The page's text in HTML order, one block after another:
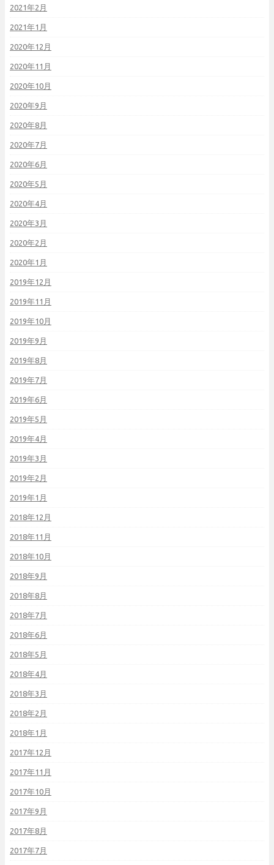
2021年2月
2021年1月
2020年12月
2020年11月
2020年10月
2020年9月
2020年8月
2020年7月
2020年6月
2020年5月
2020年4月
2020年3月
2020年2月
2020年1月
2019年12月
2019年11月
2019年10月
2019年9月
2019年8月
2019年7月
2019年6月
2019年5月
2019年4月
2019年3月
2019年2月
2019年1月
2018年12月
2018年11月
2018年10月
2018年9月
2018年8月
2018年7月
2018年6月
2018年5月
2018年4月
2018年3月
2018年2月
2018年1月
2017年12月
2017年11月
2017年10月
2017年9月
2017年8月
2017年7月